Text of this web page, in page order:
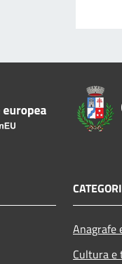
Anagrafe
Cultura e